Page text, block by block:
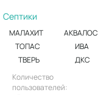
Септики
МАЛАХИТ
ТОПАС
ТВЕРЬ
АКВАЛОС
ИВА
ДКС
Количество
пользователей: